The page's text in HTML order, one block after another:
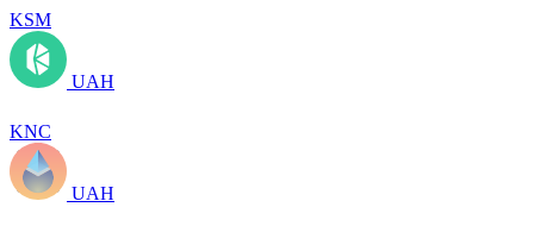
KSM
UAH
KNC
UAH